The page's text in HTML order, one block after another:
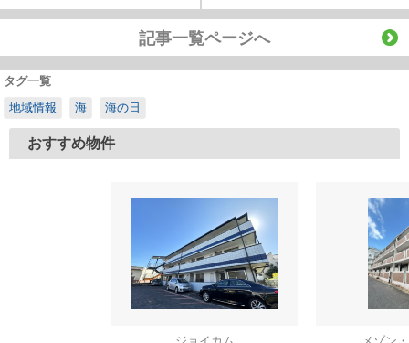
記事一覧ページへ
タグ一覧
地域情報
海 海の日
おすすめ物件